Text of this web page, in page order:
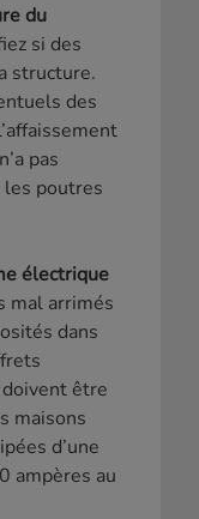
du
si des
structure.
des
pas
les poutres
électrique
mal arrimés
dans
être
maisons
d’une
ampères au